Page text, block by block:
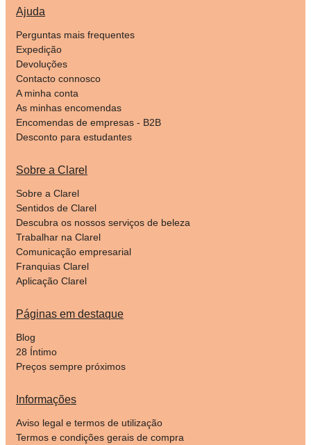
Ajuda
Perguntas mais frequentes
Expedição
Devoluções
Contacto connosco
A minha conta
As minhas encomendas
Encomendas de empresas - B2B
Desconto para estudantes
Sobre a Clarel
Sobre a Clarel
Sentidos de Clarel
Descubra os nossos serviços de beleza
Trabalhar na Clarel
Comunicação empresarial
Franquias Clarel
Aplicação Clarel
Páginas em destaque
Blog
28 Íntimo
Preços sempre próximos
Informações
Aviso legal e termos de utilização
Termos e condições gerais de compra